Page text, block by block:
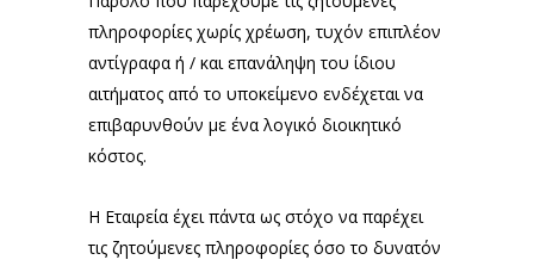
πληροφορίες χωρίς χρέωση, τυχόν επιπλέον
αντίγραφα ή / και επανάληψη του ίδιου
αιτήματος από το υποκείμενο ενδέχεται να
επιβαρυνθούν με ένα λογικό διοικητικό
κόστος.
Η Εταιρεία έχει πάντα ως στόχο να παρέχει
τις ζητούμενες πληροφορίες όσο το δυνατόν